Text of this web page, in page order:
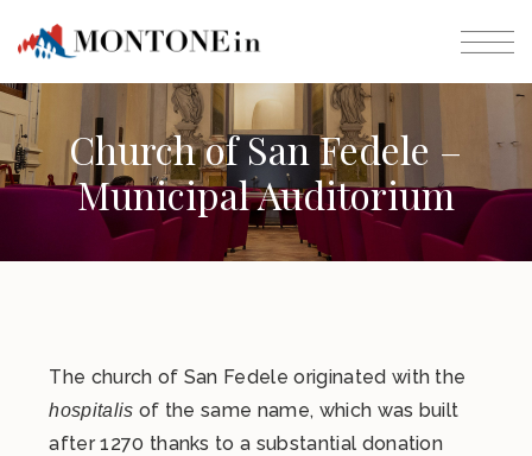
Church of San Fedele –
Municipal Auditorium
The church of San Fedele originated with the
hospitalis of the same name, which was built
after 1270 thanks to a substantial donation